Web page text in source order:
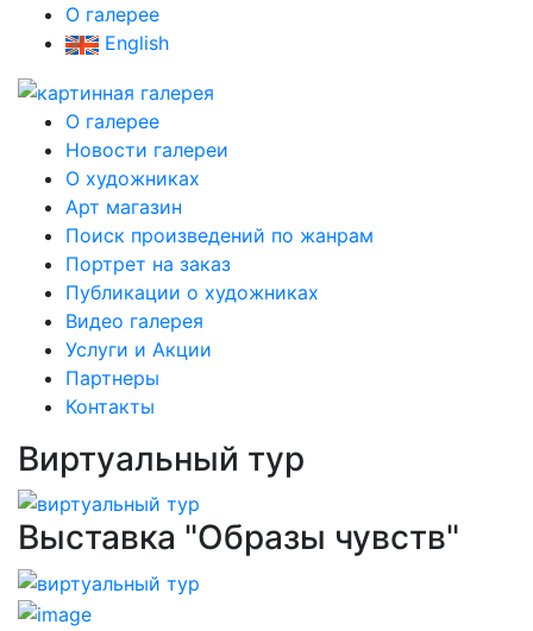
О галерее
English
О галерее
Новости галереи
О художниках
Арт магазин
Поиск произведений по жанрам
Портрет на заказ
Публикации о художниках
Видео галерея
Услуги и Акции
Партнеры
Контакты
Виртуальный тур
Выставка "Образы чувств"